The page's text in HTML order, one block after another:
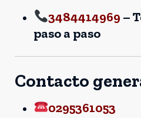
3484414969 –
paso a paso
Contacto
0295361053